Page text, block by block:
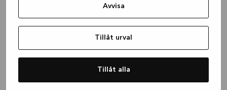
Avvisa
Tillåt urval
Tillåt alla
(see the browser console for more
information).